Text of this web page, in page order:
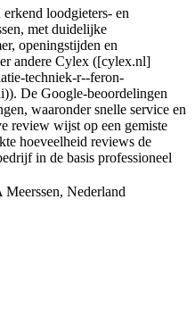
loodgieters- en
met duidelijke
openingstijden en
andere Cylex ([cylex.nl]
techniek-r--feron-
De Google‑beoordelingen
waaronder snelle service en
review wijst op een gemiste
hoeveelheid reviews de
in de basis professioneel
Nederland